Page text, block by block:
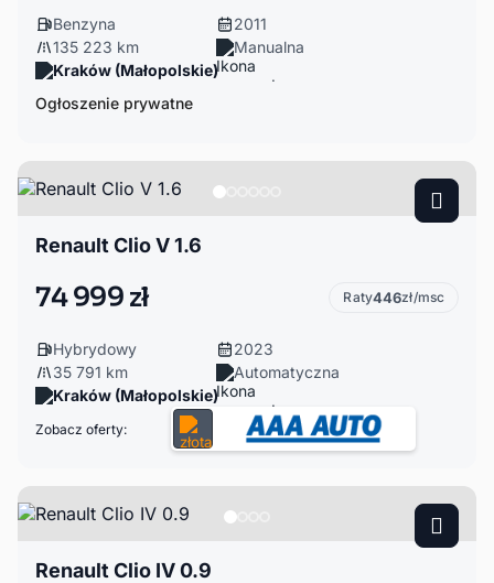
Benzyna
2011
135 223 km
Manualna
Kraków (Małopolskie)
Ogłoszenie prywatne
Renault Clio V 1.6
74 999 zł Raty446zł/msc
Hybrydowy
2023
35 791 km
Automatyczna
Kraków (Małopolskie)
Zobacz oferty:
Renault Clio IV 0.9